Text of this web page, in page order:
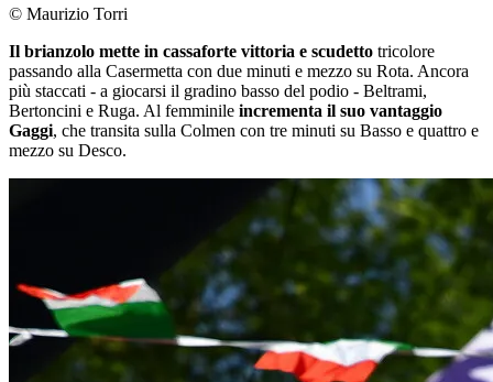
© Maurizio Torri
Il brianzolo mette in cassaforte vittoria e scudetto tricolore
passando alla Casermetta con due minuti e mezzo su Rota. Ancora
più staccati - a giocarsi il gradino basso del podio - Beltrami,
Bertoncini e Ruga. Al femminile incrementa il suo vantaggio
Gaggi, che transita sulla Colmen con tre minuti su Basso e quattro e
mezzo su Desco.